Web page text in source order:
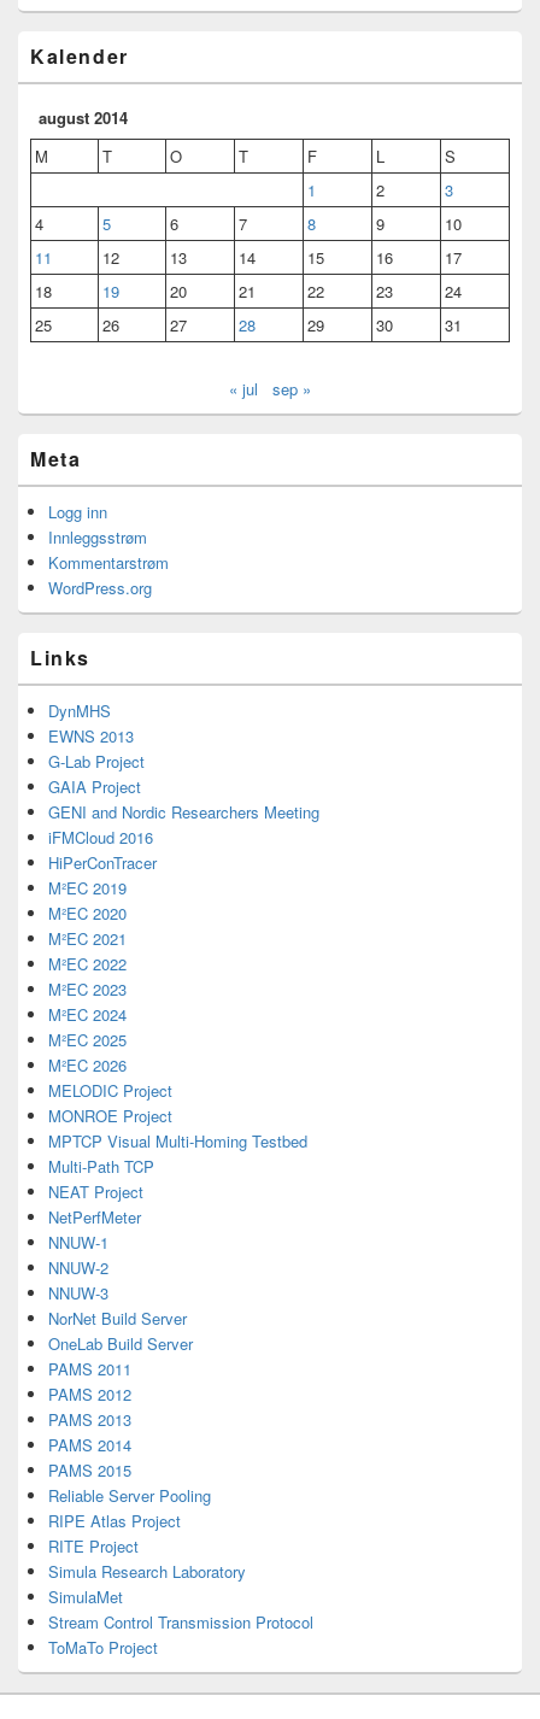
Kalender
august 2014
M
T O T F L
S
1
2
3
4
5 6 7 8 9
10
11
12 13 14 15 16
17
18
19 20 21 22 23
24
25
26 27 28 29 30 31
« jul sep »
Meta
Logg inn
Innleggsstrøm
Kommentarstrøm
WordPress.org
Links
DynMHS
EWNS 2013
G-Lab Project
GAIA Project
GENI and Nordic Researchers Meeting
iFMCloud 2016
HiPerConTracer
M²EC 2019
M²EC 2020
M²EC 2021
M²EC 2022
M²EC 2023
M²EC 2024
M²EC 2025
M²EC 2026
MELODIC Project
MONROE Project
MPTCP Visual Multi-Homing Testbed
Multi-Path TCP
NEAT Project
NetPerfMeter
NNUW-1
NNUW-2
NNUW-3
NorNet Build Server
OneLab Build Server
PAMS 2011
PAMS 2012
PAMS 2013
PAMS 2014
PAMS 2015
Reliable Server Pooling
RIPE Atlas Project
RITE Project
Simula Research Laboratory
SimulaMet
Stream Control Transmission Protocol
ToMaTo Project